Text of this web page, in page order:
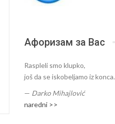
Афоризам за Вас
Raspleli smo klupko,
još da se iskobeljamo iz konca.
— Darko Mihajlović
naredni >>